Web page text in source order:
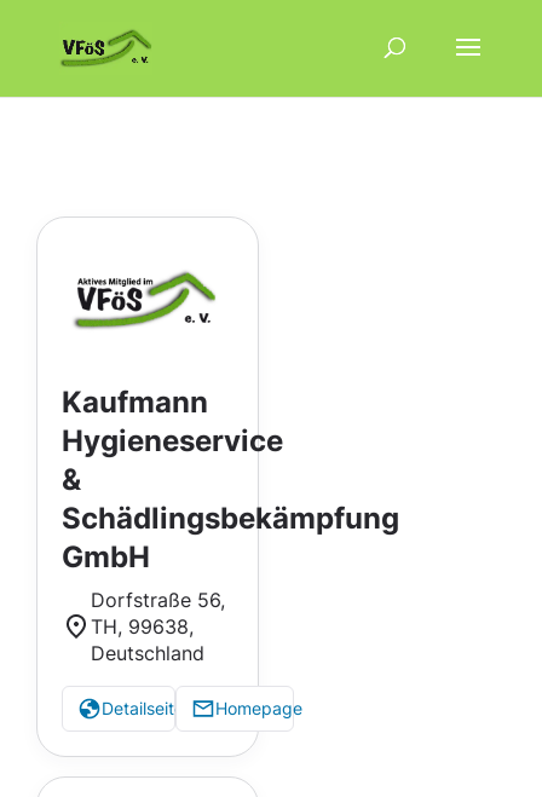
Kaufmann
Hygieneservice
&
Schädlingsbekämpfung
GmbH
Dorfstraße 56,
TH, 99638,
Deutschland
Detailseite Homepage